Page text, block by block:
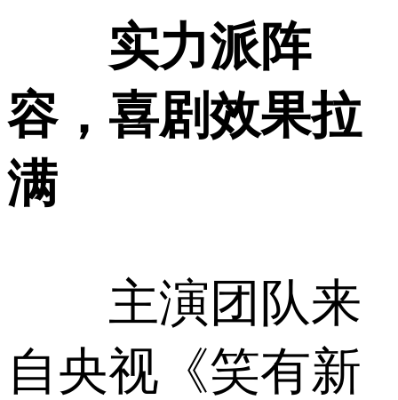
实力派阵
容，喜剧效果拉
满
主演团队来
自央视《笑有新